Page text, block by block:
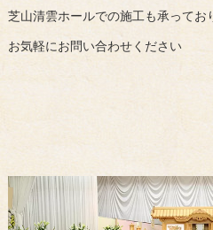
芝山清雲ホールでの施工も承ってお
お気軽にお問い合わせください